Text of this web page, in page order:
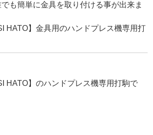
も簡単に金具を取り付ける事が出来ま
HATO】金具用のハンドプレス機専用打
HATO】のハンドプレス機専用打駒で
創業1925年の日本の老舗金具メーカー